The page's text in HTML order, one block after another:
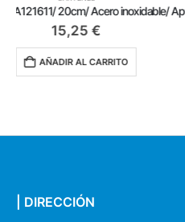
| DIRECCIÓN